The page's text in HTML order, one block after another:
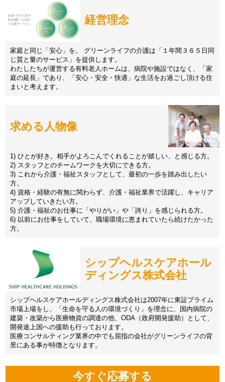
経営理念
家庭と同じ「安心」を。 グリーンライフの介護は「１年間３６５日同
じ質と量のサービス」を提供します。
わたしたちが運営する有料老人ホームは、病院や施設ではなく、「家
庭の延長」であり、「安心・安全・快適」な生活をお過ごし頂ける住
まいと考えます。
求める人物像
1) ひとが好き。相手がよろこんでくれることが嬉しい、と感じる方。
2) スタッフとのチームワークを大切にできる方。
3) これから介護・福祉スタッフとして、最初の一歩を踏み出したい
方。
4) 資格・経験の有無に関わらず、介護・福祉業界で活躍し、キャリア
アップしていきたい方。
5) 介護・福祉のお仕事に「やりがい」や「誇り」を感じられる方。
6) 以前にお仕事をしていて、職場環境に恵まれていたら続けたかった
方。
シップヘルスケアホール
ディングス株式会社
シップヘルスケアホールディングス株式会社は2007年に東証プライム
市場上場をし、「生命を守る人の環境づくり」を理念に、国内病院の
建築・改築から医療物資の調達の他、ODA（政府開発援助）として、
開発途上国への援助も行っております。
医療コンサルティング業界の中でも屈指の会社がグリーンライフの背
景にある事が特徴となります。
今すぐ応募する